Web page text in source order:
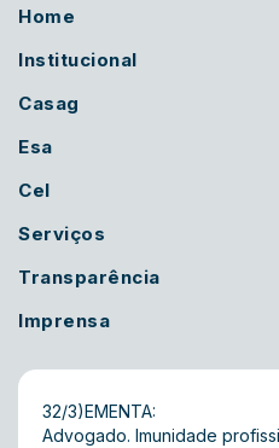
Home
Institucional
Casag
Esa
Cel
Serviços
Transparência
Imprensa
32/3)EMENTA:
Advogado. Imunidade